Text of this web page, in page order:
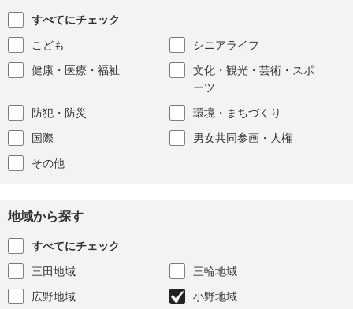
すべてにチェック
こども
シニアライフ
健康・医療・福祉
文化・観光・芸術・スポ
ーツ
防犯・防災
環境・まちづくり
国際
男女共同参画・人権
その他
地域から探す
すべてにチェック
三田地域
三輪地域
広野地域
小野地域